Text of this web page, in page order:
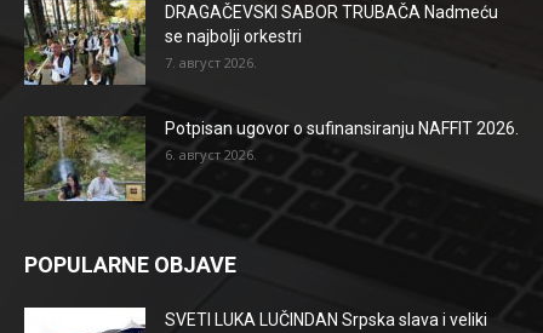
DRAGAČEVSKI SABOR TRUBAČA Nadmeću
se najbolji orkestri
7. август 2026.
Potpisan ugovor o sufinansiranju NAFFIT 2026.
6. август 2026.
POPULARNE OBJAVE
SVETI LUKA LUČINDAN Srpska slava i veliki